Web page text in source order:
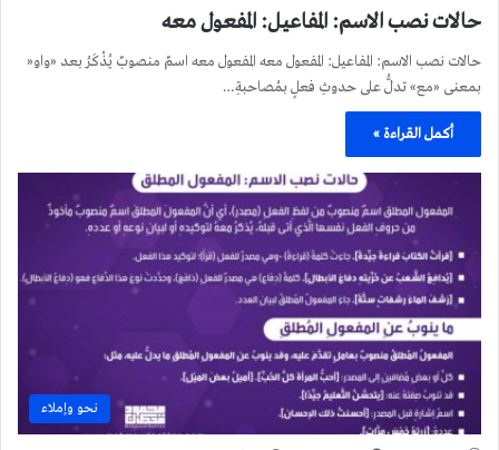
حالات نصب الاسم: المفاعيل: المفعول معه
حالات نصب الاسم: المفاعيل: المفعول معه المفعول معه اسمٌ منصوبٌ يُذْكَرُ بعد «واو«
بمعنى «مع» تدلُّ على حدوثِ فعلٍ بمُصاحبةِ…
أكمل القراءة »
نحو وإملاء